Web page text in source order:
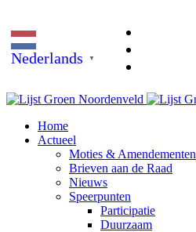
Nederlands ▼
Home
Actueel
Moties & Amendementen
Brieven aan de Raad
Nieuws
Speerpunten
Participatie
Duurzaam